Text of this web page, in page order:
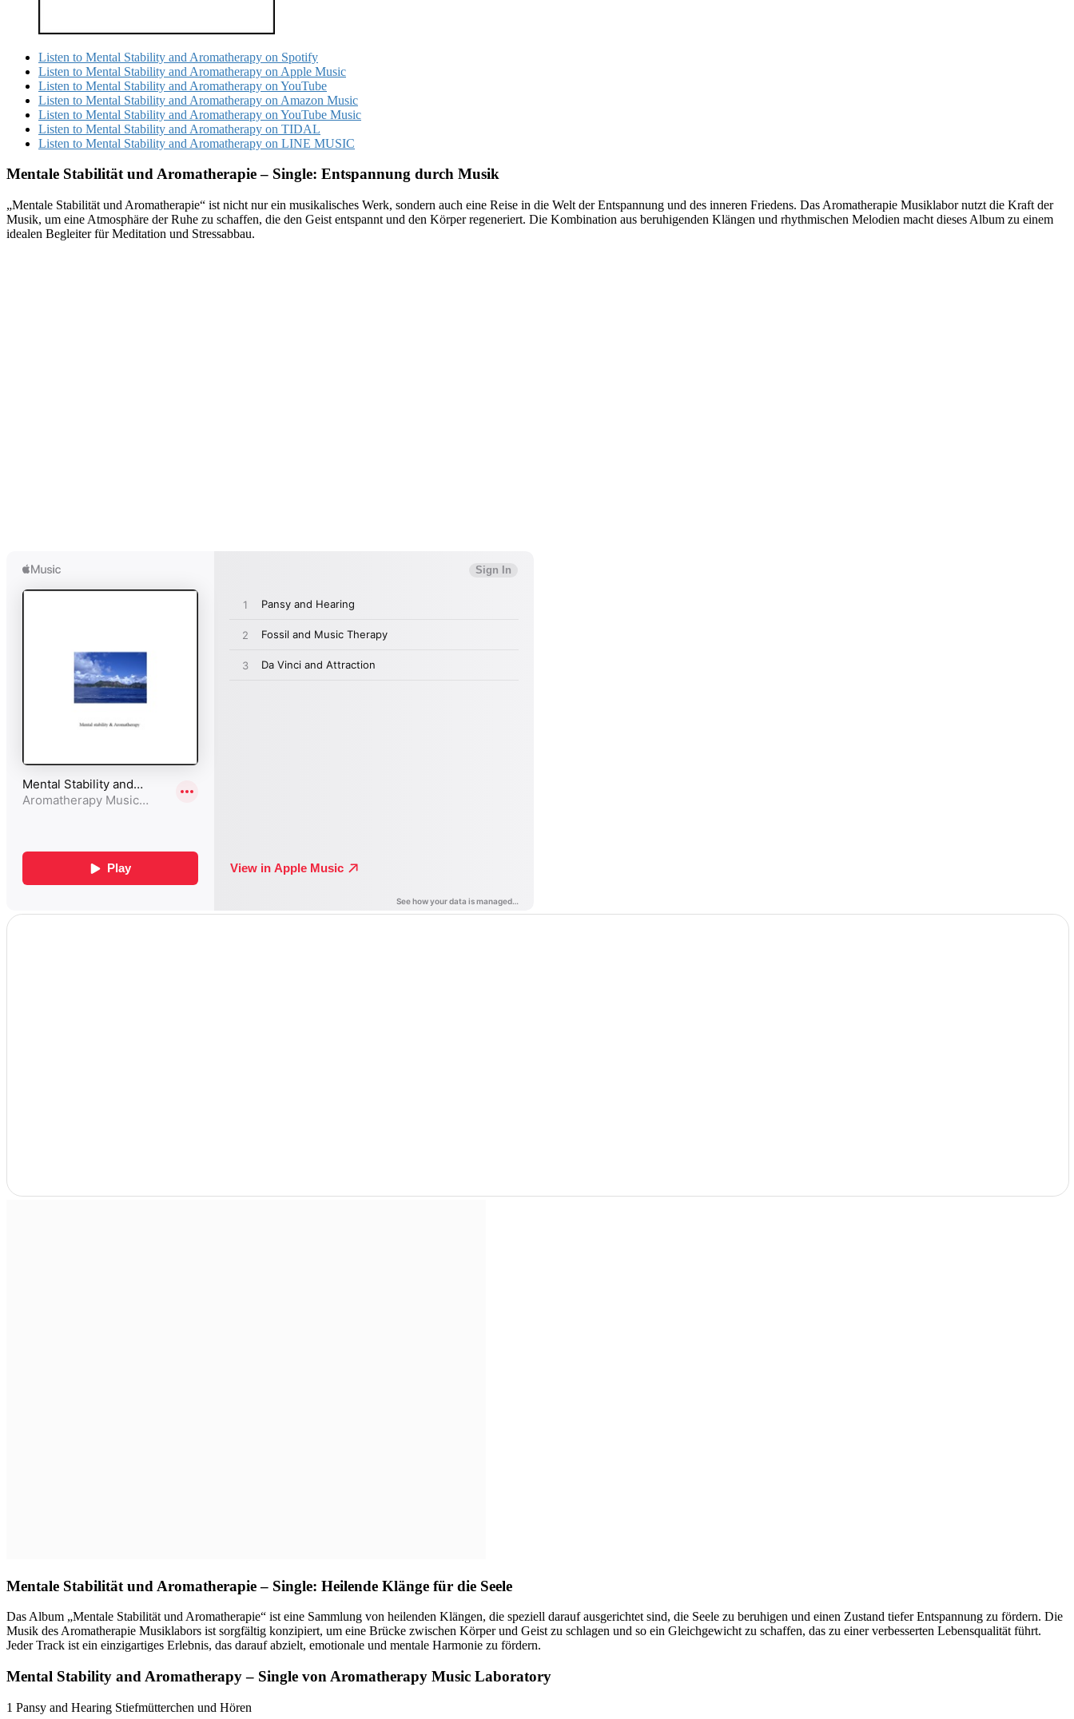
Listen to Mental Stability and Aromatherapy on Spotify
Listen to Mental Stability and Aromatherapy on Apple Music
Listen to Mental Stability and Aromatherapy on YouTube
Listen to Mental Stability and Aromatherapy on Amazon Music
Listen to Mental Stability and Aromatherapy on YouTube Music
Listen to Mental Stability and Aromatherapy on TIDAL
Listen to Mental Stability and Aromatherapy on LINE MUSIC
Mentale Stabilität und Aromatherapie – Single: Entspannung durch Musik
„Mentale Stabilität und Aromatherapie“ ist nicht nur ein musikalisches Werk, sondern auch eine Reise in die Welt der Entspannung und des inneren Friedens. Das Aromatherapie Musiklabor nutzt die Kraft der
Musik, um eine Atmosphäre der Ruhe zu schaffen, die den Geist entspannt und den Körper regeneriert. Die Kombination aus beruhigenden Klängen und rhythmischen Melodien macht dieses Album zu einem
idealen Begleiter für Meditation und Stressabbau.
Mentale Stabilität und Aromatherapie – Single: Heilende Klänge für die Seele
Das Album „Mentale Stabilität und Aromatherapie“ ist eine Sammlung von heilenden Klängen, die speziell darauf ausgerichtet sind, die Seele zu beruhigen und einen Zustand tiefer Entspannung zu fördern. Die
Musik des Aromatherapie Musiklabors ist sorgfältig konzipiert, um eine Brücke zwischen Körper und Geist zu schlagen und so ein Gleichgewicht zu schaffen, das zu einer verbesserten Lebensqualität führt.
Jeder Track ist ein einzigartiges Erlebnis, das darauf abzielt, emotionale und mentale Harmonie zu fördern.
Mental Stability and Aromatherapy – Single von Aromatherapy Music Laboratory
1 Pansy and Hearing Stiefmütterchen und Hören